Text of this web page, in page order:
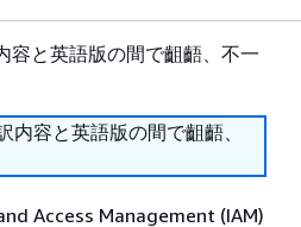
容と英語版の間で齟齬、不一
容と英語版の間で齟齬、
Access Management (IAM)